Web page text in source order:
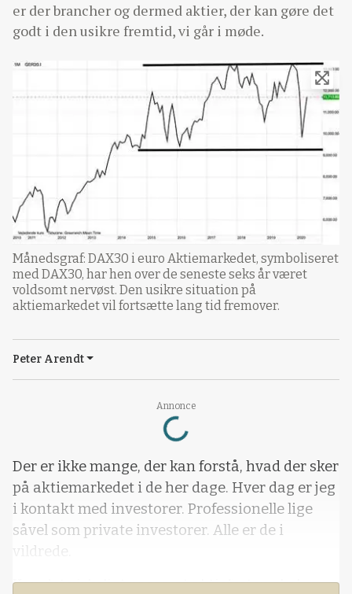
Annonce
Loading...
er der brancher og dermed aktier, der kan gøre det
godt i den usikre fremtid, vi går i møde.
Månedsgraf: DAX30 i euro Aktiemarkedet, symboliseret
med DAX30, har hen over de seneste seks år været
voldsomt nervøst. Den usikre situation på
aktiemarkedet vil fortsætte lang tid fremover.
Peter Arendt
Der er ikke mange, der kan forstå, hvad der sker
på aktiemarkedet i de her dage. Hver dag er jeg
i kontakt med investorer. Professionelle lige
såvel som private investorer. Alle er de i
vildrede.
Kan det virkeligt passe, at aktiefesten skal